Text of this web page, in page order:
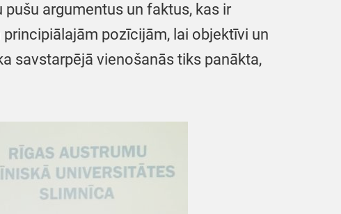
argumentus un faktus, kas ir
pozīcijām, lai objektīvi un
savstarpējā vienošanās tiks panākta,